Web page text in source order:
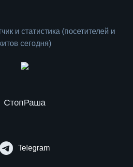
СтопРаша
Telegram